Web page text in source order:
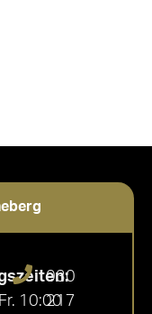
10:00
030
217